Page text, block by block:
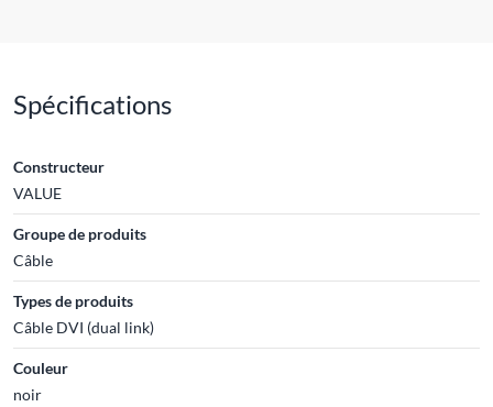
Spécifications
Constructeur
VALUE
Groupe de produits
Câble
Types de produits
Câble DVI (dual link)
Couleur
noir